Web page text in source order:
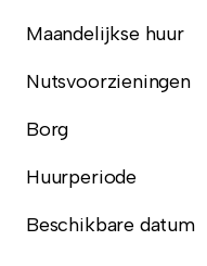
Maandelijkse huur
Nutsvoorzieningen
Borg
Huurperiode
Beschikbare datum